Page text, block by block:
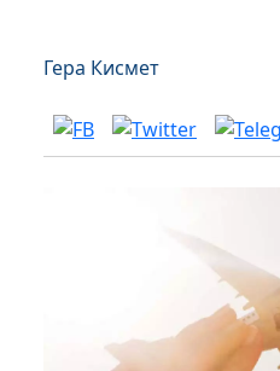
Гера Кисмет